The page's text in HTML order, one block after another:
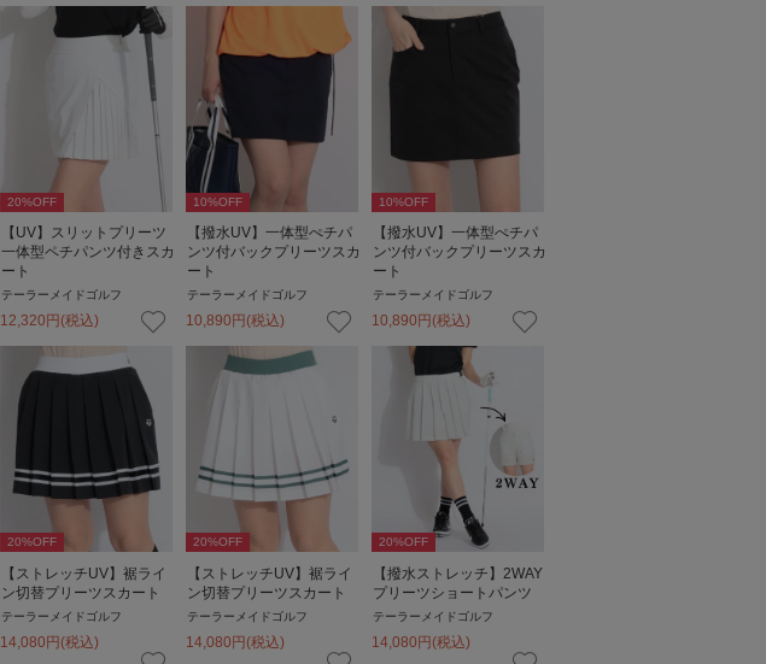
20%OFF
【UV】スリットプリーツ
一体型ペチパンツ付きスカ
ート
テーラーメイドゴルフ
12,320 円 (税込)
10%OFF
【撥水UV】一体型ぺチパ
ンツ付バックプリーツスカ
ート
テーラーメイドゴルフ
10,890 円 (税込)
10%OFF
【撥水UV】一体型ぺチパ
ンツ付バックプリーツスカ
ート
テーラーメイドゴルフ
10,890 円 (税込)
20%OFF
【ストレッチUV】裾ライ
ン切替プリーツスカート
テーラーメイドゴルフ
14,080 円 (税込)
20%OFF
【ストレッチUV】裾ライ
ン切替プリーツスカート
テーラーメイドゴルフ
14,080 円 (税込)
20%OFF
【撥水ストレッチ】2WAY
プリーツショートパンツ
テーラーメイドゴルフ
14,080 円 (税込)